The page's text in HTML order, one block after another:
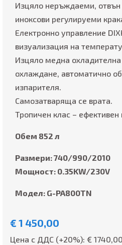
Изцяло неръждаеми, отвън
иноксови регулируеми
Електронно управление
визуализация на
Изцяло медна
охлаждане, автоматично
изпарителя.
Самозатваряща се врата.
Тропичен клас – ефективен
Обем 852 л
Размери: 740/990/2010
Мощност: 0.35KW/230V
Модел: G-PA800TN
€ 1 450,00
Цена с ДДС (+20%): € 1740,00